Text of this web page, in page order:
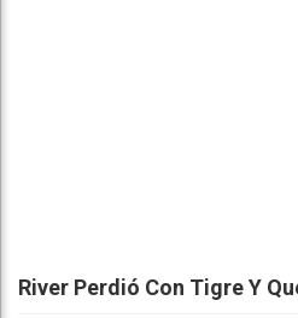
River Perdió Con Tigre Y